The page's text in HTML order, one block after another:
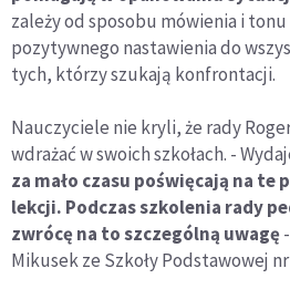
zależy od sposobu mówienia i tonu
pozytywnego nastawienia do
tych, którzy szukają konfrontacji.
Nauczyciele nie kryli, że rady
wdrażać w swoich szkołach. -
za mało czasu poświęcają na
lekcji. Podczas szkolenia rady
zwrócę na to szczególną uwagę
Mikusek ze Szkoły Podstawowej nr